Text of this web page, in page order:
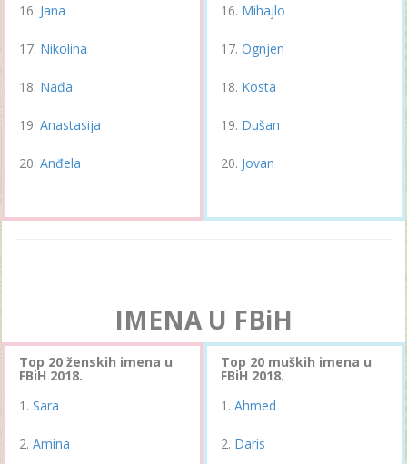
Jana
Nikolina
Nađa
Anastasija
Anđela
Mihajlo
Ognjen
Kosta
Dušan
Jovan
IMENA U FBiH
Top 20 ženskih imena u
FBiH 2018.
Sara
Amina
Top 20 muških imena u
FBiH 2018.
Ahmed
Daris